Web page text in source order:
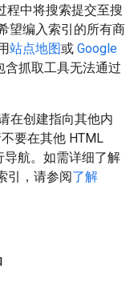
程中将搜索提交至搜
望编入索引的所有商
站点地图或 Google
含抓取工具无法通过
在创建指向其他内
要在其他 HTML
导航。如需详细了解
引，请参阅了解